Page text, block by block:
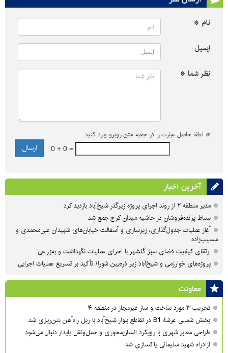
نام *
ایمیل
نظر شما *
* لطفا حاصل عبارت را در جعبه متن روبرو وارد کنید
0 + 0 =
آخرین اخبار
مدیر منطقه ۲ از روند اجرای پروژه زیرگذر شیخ‌آباد بازدید کرد
بساط پرنده‌فروشان در حاشیه میدان کرج جمع شد
آغاز عملیات جدول‌گذاری، زیرسازی و آسفالت خیابان‌های شهیدان علی‌محمدی و
مسیب‌زاده
ارتقای کیفیت فضای سبز گلشهر با اجرای عملیات نگهداشت و به‌زراعی
پروژه‌های خوارزمی و شیخ‌آباد زیر ذره‌بین شورا/ تأکید بر تسریع عملیات اجرایی
معاونت
تخریب ۳ مورد ساخت و ساز غیرمجاز در منطقه ۴
بخش شمالی عرشهٔ B1 در تقاطع بلوار شیخ‌آباد با ریل راه‌آهن بتن‌ریزی شد
طراحی معابر شهری با رویکرد انسان‌محوری و حمل‌ونقل پایدار دنبال می‌شود
آزادراه شهید سلیمانی پاکسازی شد